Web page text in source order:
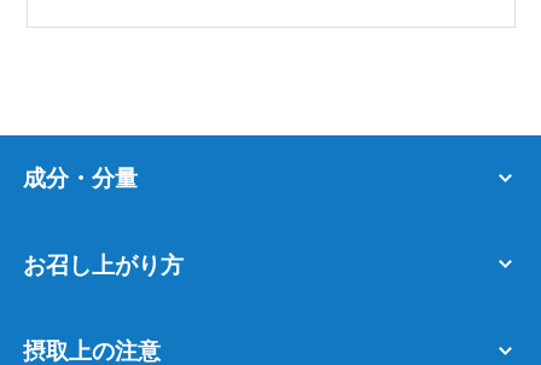
成分・分量
お召し上がり方
摂取上の注意